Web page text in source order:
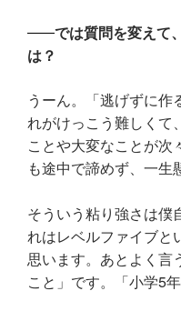
では質問を変えて
は？
うーん。「逃げずに作
れがけっこう難しくて
ことや大変なことが次
も途中で諦めず、一生
そういう粘り強さは僕
れはレベルファイブと
思います。あとよく言
こと」です。「小学5